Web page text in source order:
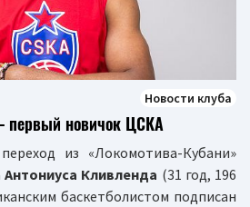
Новости клуба
первый новичок ЦСКА
из «Локомотива-Кубани»
Антониуса Кливленда (31 год, 196
баскетболистом подписан